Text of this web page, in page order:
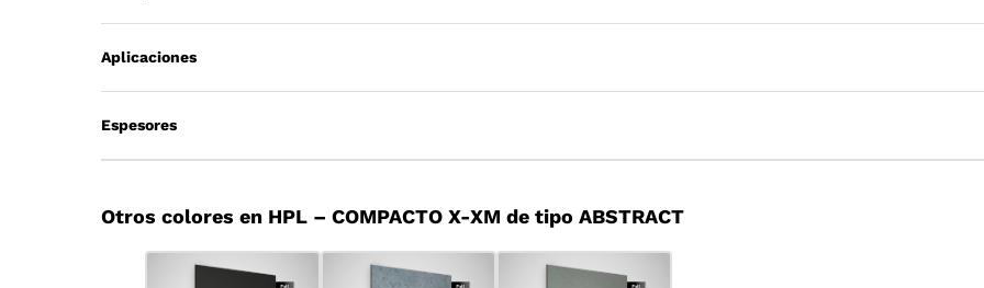
Aplicaciones
Espesores
Otros colores en HPL – COMPACTO X-XM de tipo ABSTRACT